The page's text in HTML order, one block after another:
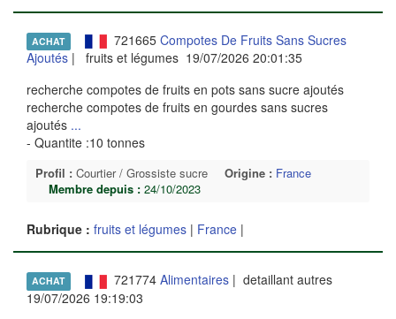
ACHAT 721665 Compotes De Fruits Sans Sucres
Ajoutés | fruits et légumes 19/07/2026 20:01:35
recherche compotes de fruits en pots sans sucre ajoutés
recherche compotes de fruits en gourdes sans sucres
ajoutés ...
- Quantite :10 tonnes
Profil : Courtier / Grossiste sucre Origine : France
Membre depuis : 24/10/2023
Rubrique : fruits et légumes | France |
ACHAT 721774 Alimentaires| detaillant autres
19/07/2026 19:19:03